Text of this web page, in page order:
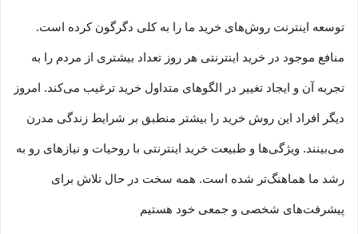
توسعه اینترنت روش‌های خرید ما را به کلی دگرگون کرده است.
منافع موجود در خرید اینترنتی هر روز تعداد بیشتری از مردم را به
تجربه آن و ایجاد تغییر در الگوهای متداول خرید ترغیب می‏‌کند. امروز
دیگر افراد این روش خرید را بیشتر منطبق بر شرایط زندگی مدرن
می‏‏‏‌بینند. ویژگی‏‏‏‌ها و طبیعت خرید اینترنتی با روحیات و نیازهای رو به
رشد ما هماهنگ‏‏‌تر شده است. همه سخت در حال تلاش برای
پیشرفت‏‏‌های شخصی و جمعی خود هستیم